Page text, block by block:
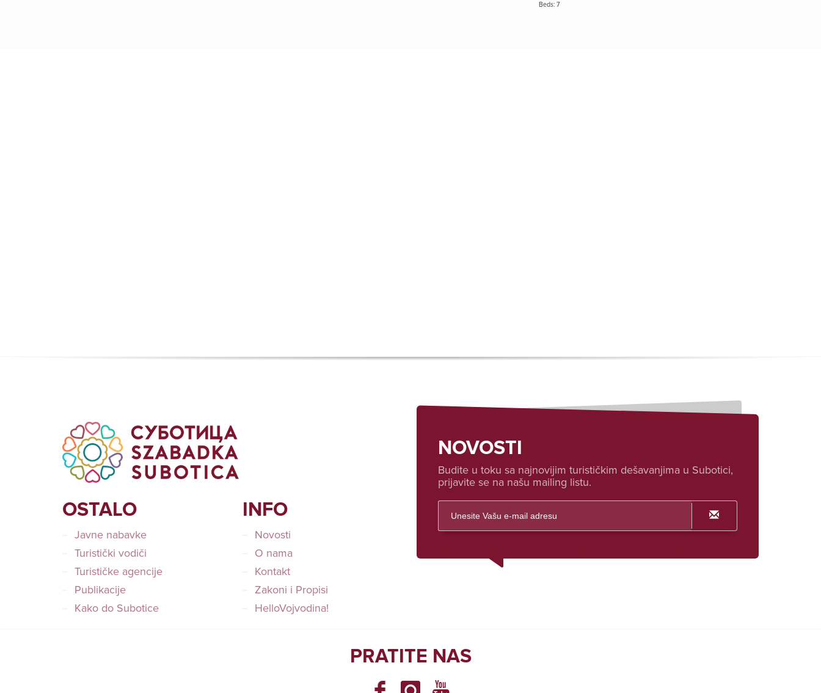
Beds: 7
OSTALO
Javne nabavke
Turistički vodiči
Turističke agencije
Publikacije
Kako do Subotice
INFO
Novosti
O nama
Kontakt
Zakoni i Propisi
HelloVojvodina!
NOVOSTI
Budite u toku sa najnovijim turističkim dešavanjima u Subotici,
prijavite se na našu mailing listu.
PRATITE NAS